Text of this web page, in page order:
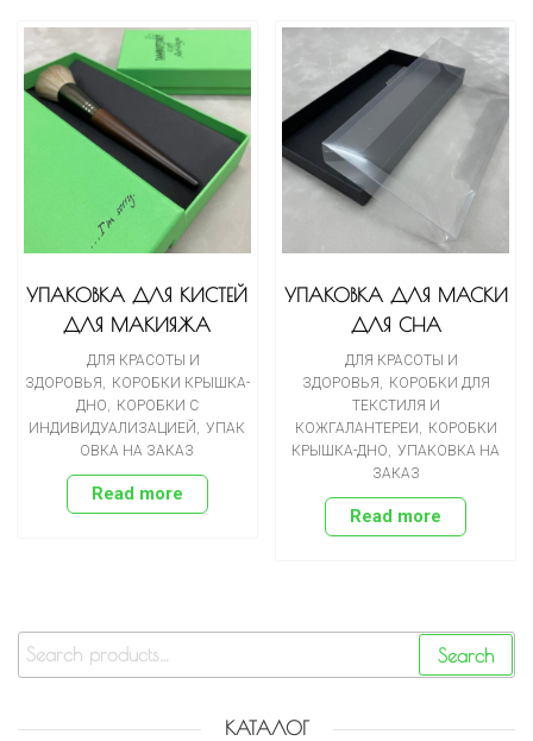
УПАКОВКА ДЛЯ КИСТЕЙ
ДЛЯ МАКИЯЖА
ДЛЯ КРАСОТЫ И
ЗДОРОВЬЯ, КОРОБКИ КРЫШКА-
ДНО, КОРОБКИ С
ИНДИВИДУАЛИЗАЦИЕЙ , УПАК
ОВКА НА ЗАКАЗ
Read more
УПАКОВКА ДЛЯ МАСКИ
ДЛЯ СНА
ДЛЯ КРАСОТЫ И
ЗДОРОВЬЯ, КОРОБКИ ДЛЯ
ТЕКСТИЛЯ И
КОЖГАЛАНТЕРЕИ , КОРОБКИ
КРЫШКА-ДНО, УПАКОВКА НА
ЗАКАЗ
Read more
Search
КАТАЛОГ